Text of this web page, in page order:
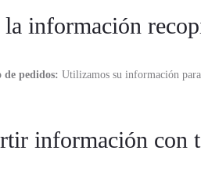
la información
de pedidos: Utilizamos su información para
información con